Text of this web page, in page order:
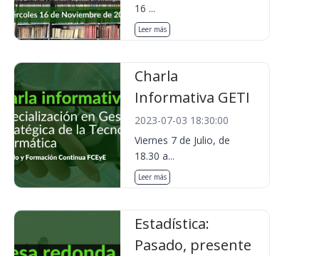
16 ...
Leer más
Charla
Informativa GETI
2023-07-03 18:30:00
Viernes 7 de Julio, de
18.30 a...
Leer más
Estadística:
Pasado, presente